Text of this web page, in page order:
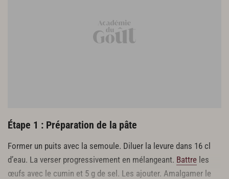
Étape 1 : Préparation de la pâte
Former un puits avec la semoule. Diluer la levure dans 16 cl
d’eau. La verser progressivement en mélangeant. Battre les
œufs avec le cumin et 5 g de sel. Les ajouter. Amalgamer le